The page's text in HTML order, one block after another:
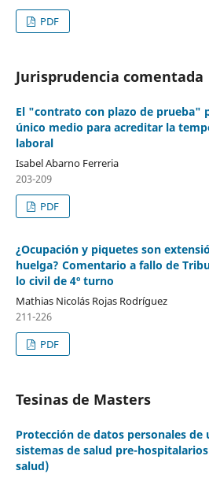
PDF
Jurisprudencia comentada
El "contrato con plazo de prueba"
único medio para acreditar la
laboral
Isabel Abarno Ferreria
203-209
PDF
¿Ocupación y piquetes son
huelga? Comentario a fallo de
lo civil de 4º turno
Mathias Nicolás Rojas Rodríguez
211-226
PDF
Tesinas de Masters
Protección de datos personales de
sistemas de salud pre-
salud)